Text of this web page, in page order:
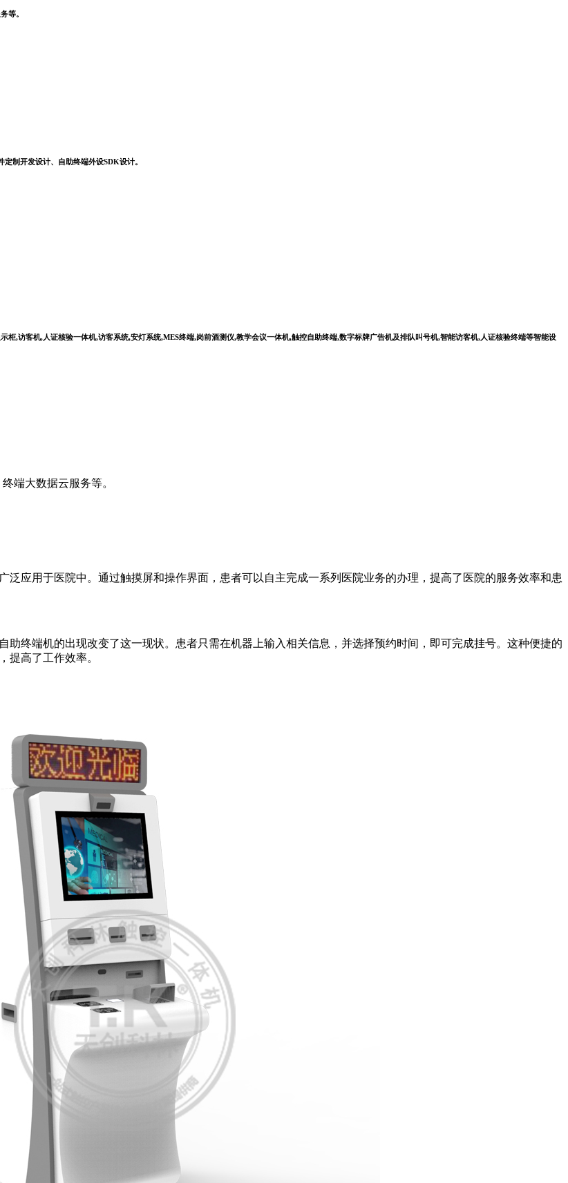
等。
制开发设计、自助终端外设SDK设计。
,访客机,人证核验一体机,访客系统,安灯系统,MES终端,岗前酒测仪,教学会议一体机,触控自助终端,数字标牌广告机及排队叫号机,智能访客机,人证核验终端等智能设
端大数据云服务等。
应用于医院中。通过触摸屏和操作界面，患者可以自主完成一系列医院业务的办理，提高了医院的服务效率和患
终端机的出现改变了这一现状。患者只需在机器上输入相关信息，并选择预约时间，即可完成挂号。这种便捷的
提高了工作效率。